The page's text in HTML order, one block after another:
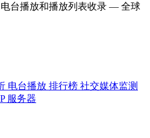
台播放和播放列表收录 — 全球
电台播放 排行榜 社交媒体监测
服务器